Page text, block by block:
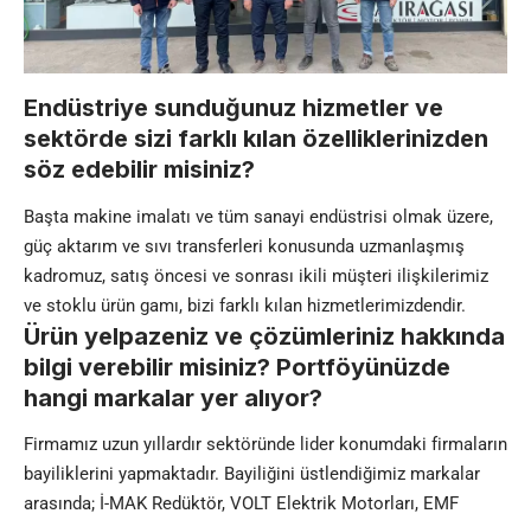
Endüstriye sunduğunuz hizmetler ve
sektörde sizi farklı kılan özelliklerinizden
söz edebilir misiniz?
Başta makine imalatı ve tüm sanayi endüstrisi olmak üzere,
güç aktarım ve sıvı transferleri konusunda uzmanlaşmış
kadromuz, satış öncesi ve sonrası ikili müşteri ilişkilerimiz
ve stoklu ürün gamı, bizi farklı kılan hizmetlerimizdendir.
Ürün yelpazeniz ve çözümleriniz hakkında
bilgi verebilir misiniz? Portföyünüzde
hangi markalar yer alıyor?
Firmamız uzun yıllardır sektöründe lider konumdaki firmaların
bayiliklerini yapmaktadır. Bayiliğini üstlendiğimiz markalar
arasında; İ-MAK Redüktör, VOLT Elektrik Motorları, EMF